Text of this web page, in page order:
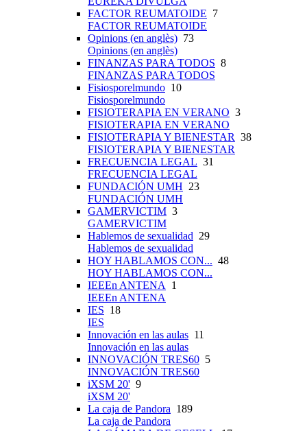
FACTOR REUMATOIDE 7
FACTOR REUMATOIDE
Opinions (en anglès) 73
Opinions (en anglès)
FINANZAS PARA TODOS 8
FINANZAS PARA TODOS
Fisiosporelmundo 10
Fisiosporelmundo
FISIOTERAPIA EN VERANO 3
FISIOTERAPIA EN VERANO
FISIOTERAPIA Y BIENESTAR 38
FISIOTERAPIA Y BIENESTAR
FRECUENCIA LEGAL 31
FRECUENCIA LEGAL
FUNDACIÓN UMH 23
FUNDACIÓN UMH
GAMERVICTIM 3
GAMERVICTIM
Hablemos de sexualidad 29
Hablemos de sexualidad
HOY HABLAMOS CON... 48
HOY HABLAMOS CON...
IEEEn ANTENA
1
IEEEn ANTENA
IES 18
IES
Innovación en las aulas 11
Innovación en las aulas
INNOVACIÓN TRES60 5
INNOVACIÓN TRES60
iXSM 20' 9
iXSM 20'
La caja de Pandora 189
La caja de Pandora